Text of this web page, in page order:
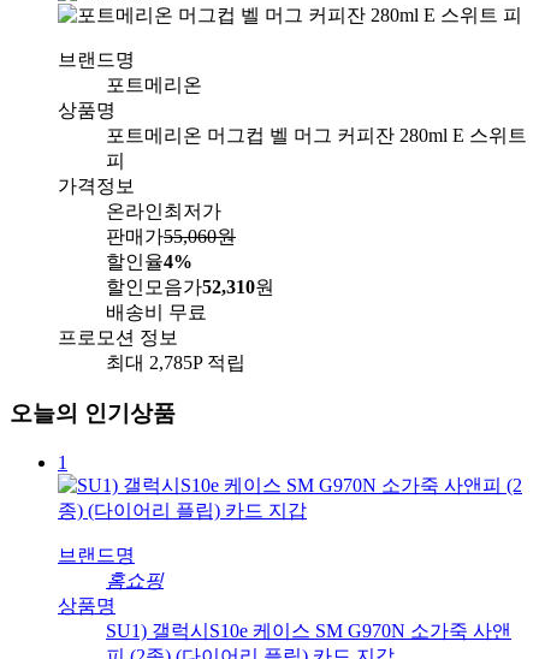
브랜드명
포트메리온
상품명
포트메리온 머그컵 벨 머그 커피잔 280ml E 스위트
피
가격정보
온라인최저가
판매가55,060원
할인율4%
할인모음가52,310원
배송비
무료
프로모션 정보
최대 2,785P 적립
오늘의 인기상품
1
브랜드명
홈쇼핑
상품명
SU1) 갤럭시S10e 케이스 SM G970N 소가죽 사앤